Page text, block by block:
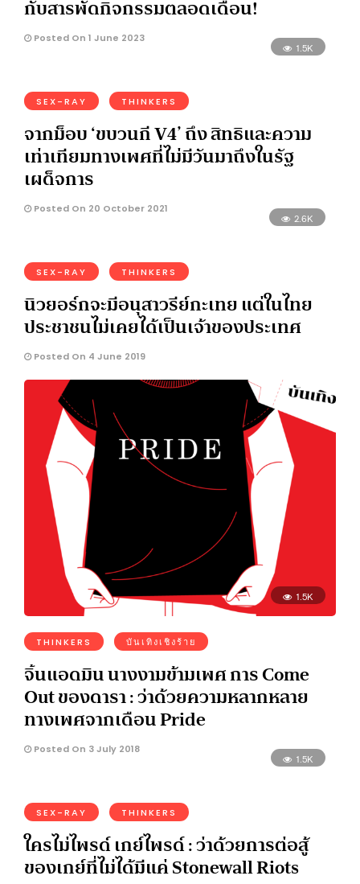
กับสารพัดกิจกรรมตลอดเดือน!
Posted On 1 June 2023
1.5K
SEX-RAY THINKERS
จากม็อบ ‘ขบวนกี V4’ ถึง สิทธิและความ
เท่าเทียมทางเพศที่ไม่มีวันมาถึงในรัฐ
เผด็จการ
Posted On 20 October 2021
2.6K
SEX-RAY THINKERS
นิวยอร์กจะมีอนุสาวรีย์กะเทย แต่ในไทย
ประชาชนไม่เคยได้เป็นเจ้าของประเทศ
Posted On 4 June 2019
1.5K
THINKERS บันเทิงเชิงร้าย
จิ้นแอดมิน นางงามข้ามเพศ การ Come
Out ของดารา : ว่าด้วยความหลากหลาย
ทางเพศจากเดือน Pride
Posted On 3 July 2018
1.5K
SEX-RAY THINKERS
ใครไม่ไพรด์ เกย์ไพรด์ : ว่าด้วยการต่อสู้
ของเกย์ที่ไม่ได้มีแค่ Stonewall Riots